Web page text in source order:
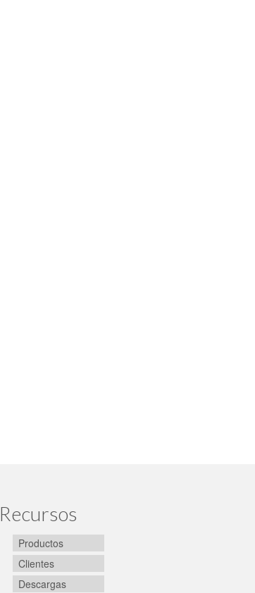
Recursos
Productos
Clientes
Descargas